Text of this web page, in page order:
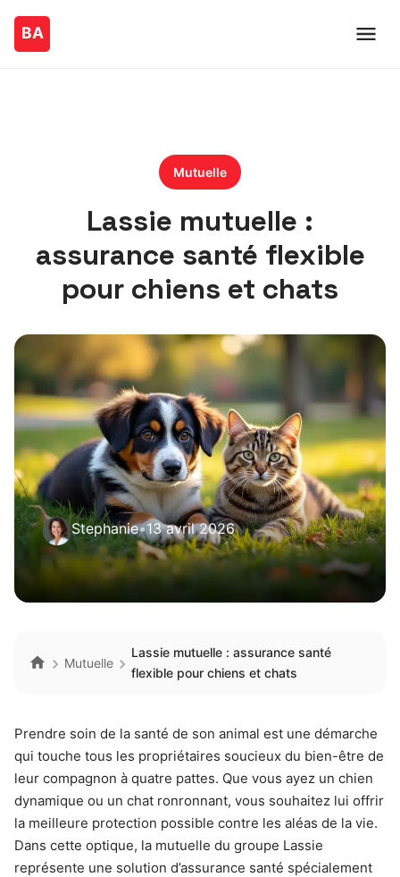
Mutuelle
Lassie mutuelle :
assurance santé flexible
pour chiens et chats
Stephanie•13 avril 2026
Mutuelle
Lassie mutuelle : assurance santé
flexible pour chiens et chats
Prendre soin de la santé de son animal est une démarche
qui touche tous les propriétaires soucieux du bien-être de
leur compagnon à quatre pattes. Que vous ayez un chien
dynamique ou un chat ronronnant, vous souhaitez lui offrir
la meilleure protection possible contre les aléas de la vie.
Dans cette optique, la mutuelle du groupe Lassie
représente une solution d’assurance santé spécialement